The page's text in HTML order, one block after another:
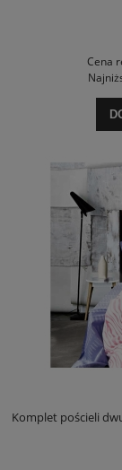
Cena
Komplet pościeli